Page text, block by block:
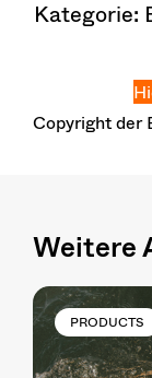
Kategorie:
Copyright der
Weitere
PRODUCTS